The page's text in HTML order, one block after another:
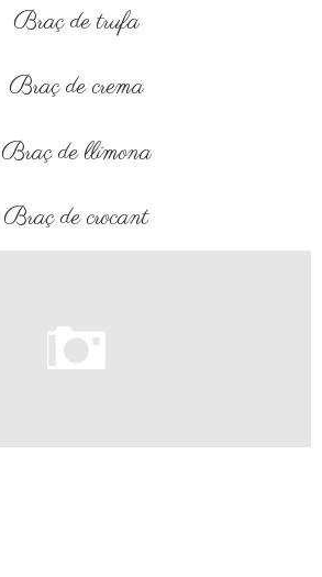
Braç de trufa
Braç de crema
Braç de llimona
Braç de crocant